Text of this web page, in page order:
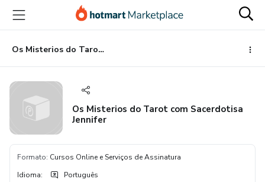
para
conteúdo
principal
para
pagamento
para
rodapé
Os Misterios do Tarot com Sacerdotisa Jennifer
Os Misterios do Tarot com Sacerdotisa
Jennifer
Formato: Cursos Online e Serviços de Assinatura
Idioma: Português